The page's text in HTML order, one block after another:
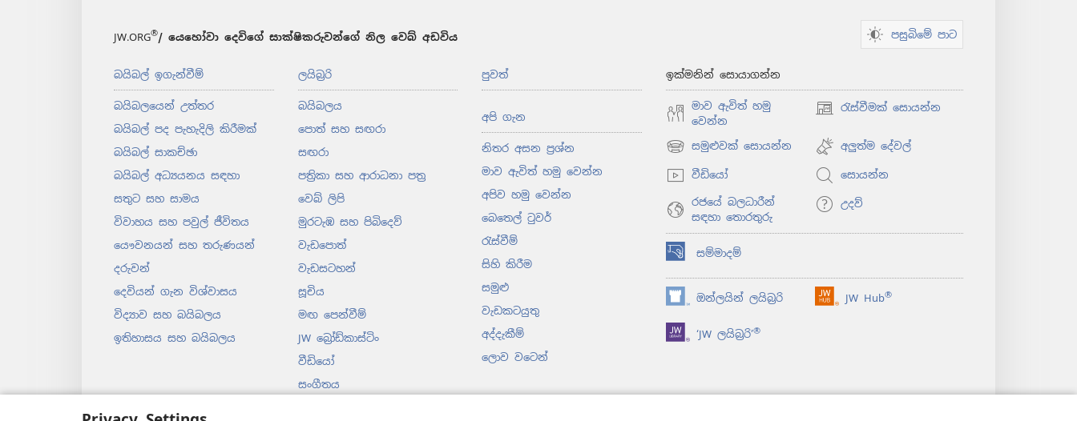
JW.ORG®/ යෙහෝවා දෙවිගේ සාක්ෂිකරුවන්ගේ නිල වෙබ් අඩවිය පසුබිමේ පාට
බයිබල් ඉගැන්වීම්
බයිබලයෙන් උත්තර
බයිබල් පද පැහැදිලි කිරීමක්
බයිබල් සාකච්ඡා
බයිබල් අධ්‍යයනය සඳහා
සතුට සහ සාමය
විවාහය සහ පවුල් ජීවිතය
යෞවනයන් සහ තරුණයන්
දරුවන්
දෙවියන් ගැන විශ්වාසය
විද්‍යාව සහ බයිබලය
ඉතිහාසය සහ බයිබලය
ලයිබ්‍රරි
බයිබලය
පොත් සහ සඟරා
සඟරා
පත්‍රිකා සහ ආරාධනා පත්‍ර
වෙබ් ලිපි
මුරටැඹ සහ පිබිදෙව්
වැඩපොත්
වැඩසටහන්
සූචිය
මඟ පෙන්වීම්
JW බ්‍රෝඩ්කාස්ටිං
වීඩියෝ
සංගීතය
පුවත්
අපි ගැන
නිතර අසන ප්‍රශ්න
මාව ඇවිත් හමු වෙන්න
අපිව හමු වෙන්න
බෙතෙල් ටුවර්
රැස්වීම්
සිහි කිරීම
සමුළු
වැඩකටයුතු
අද්දැකීම්
ලොව වටෙන්
ඉක්මනින් සොයාගන්න
මාව ඇවිත් හමු
වෙන්න
රැස්වීමක් සොයන්න
(opens
window)
සමුළුවක් සොයන්න
(opens
new
window)
අලුත්ම දේවල්
වීඩියෝ
සොයන්න
රජයේ බලධාරීන්
සඳහා තොරතුරු
උදව්
සම්මාදම්
(opens
new
window)
ඔන්ලයින් ලයිබ්‍රරි
(opens
new
window)
JW Hub®
(opens
‘JW ලයිබ්‍රරි’®